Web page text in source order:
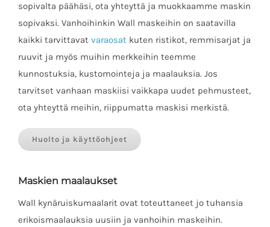
sopivalta päähäsi, ota yhteyttä ja muokkaamme maskin
sopivaksi. Vanhoihinkin Wall maskeihin on saatavilla
kaikki tarvittavat varaosat kuten ristikot, remmisarjat ja
ruuvit ja myös muihin merkkeihin teemme
kunnostuksia, kustomointeja ja maalauksia. Jos
tarvitset vanhaan maskiisi vaikkapa uudet pehmusteet,
ota yhteyttä meihin, riippumatta maskisi merkistä.
Huolto ja käyttöohjeet
Maskien maalaukset
Wall kynäruiskumaalarit ovat toteuttaneet jo tuhansia
erikoismaalauksia uusiin ja vanhoihin maskeihin.